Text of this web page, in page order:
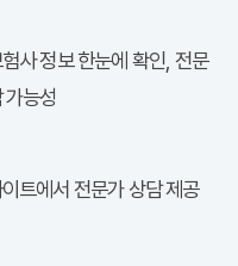
사 정보 한눈에 확인, 전문
가능성
트에서 전문가 상담 제공